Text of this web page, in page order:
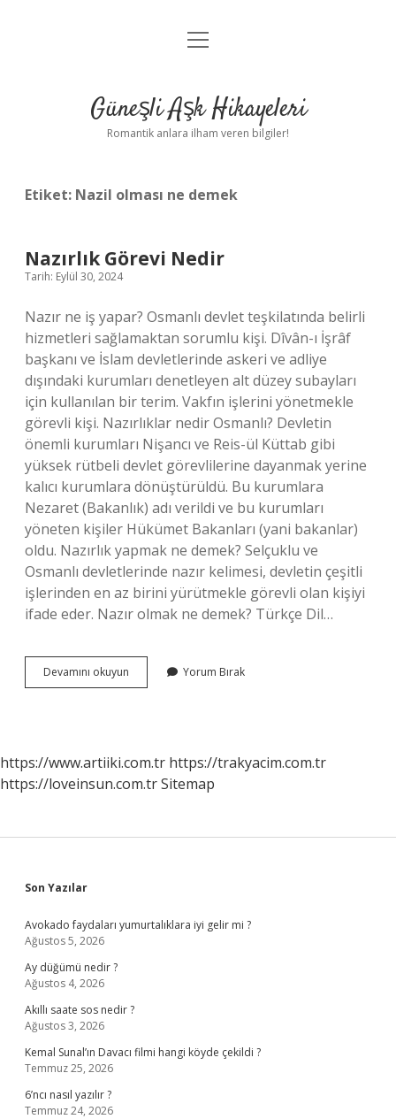
Anasayfa
Yasal Uyarı
menüyü
Güneşli Aşk Hikayeleri
Romantik anlara ilham veren bilgiler!
Etiket: Nazil olması ne demek
Nazırlık Görevi Nedir
Tarih: Eylül 30, 2024
Nazır ne iş yapar? Osmanlı devlet teşkilatında belirli
hizmetleri sağlamaktan sorumlu kişi. Dîvân-ı İşrâf
başkanı ve İslam devletlerinde askeri ve adliye
dışındaki kurumları denetleyen alt düzey subayları
için kullanılan bir terim. Vakfın işlerini yönetmekle
görevli kişi. Nazırlıklar nedir Osmanlı? Devletin
önemli kurumları Nişancı ve Reis-ül Küttab gibi
yüksek rütbeli devlet görevlilerine dayanmak yerine
kalıcı kurumlara dönüştürüldü. Bu kurumlara
Nezaret (Bakanlık) adı verildi ve bu kurumları
yöneten kişiler Hükümet Bakanları (yani bakanlar)
oldu. Nazırlık yapmak ne demek? Selçuklu ve
Osmanlı devletlerinde nazır kelimesi, devletin çeşitli
işlerinden en az birini yürütmekle görevli olan kişiyi
ifade eder. Nazır olmak ne demek? Türkçe Dil…
Devamını okuyun
Görevi
Yorum Bırak
https://www.artiiki.com.tr https://trakyacim.com.tr
https://loveinsun.com.trSitemap
Sidebar
Son Yazılar
Avokado faydaları yumurtalıklara iyi gelir mi ?
Ağustos 5, 2026
Ay düğümü nedir ?
Ağustos 4, 2026
Akıllı saate sos nedir ?
Ağustos 3, 2026
Kemal Sunal’ın Davacı filmi hangi köyde çekildi ?
Temmuz 25, 2026
6’ncı nasıl yazılır ?
Temmuz 24, 2026